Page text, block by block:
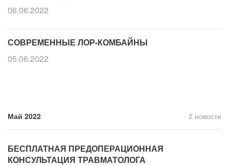
06.06.2022
СОВРЕМЕННЫЕ ЛОР-КОМБАЙНЫ
05.06.2022
Май 2022 2 новости
БЕСПЛАТНАЯ ПРЕДОПЕРАЦИОННАЯ
КОНСУЛЬТАЦИЯ ТРАВМАТОЛОГА